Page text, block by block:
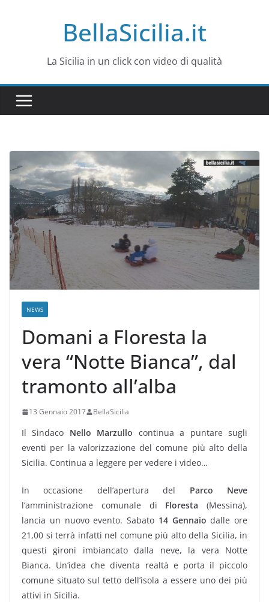
BellaSicilia.it
La Sicilia in un click con video di qualità
NEWS
Domani a Floresta la
vera “Notte Bianca”, dal
tramonto all’alba
13 Gennaio 2017 BellaSicilia
Il Sindaco Nello Marzullo continua a puntare sugli
eventi per la valorizzazione del comune più alto della
Sicilia. Continua a leggere per vedere i video…
In occasione dell’apertura del Parco Neve
l’amministrazione comunale di Floresta (Messina),
lancia un nuovo evento. Sabato 14 Gennaio dalle ore
21,00 si terrà infatti nel comune più alto della Sicilia, in
questi gironi imbiancato dalla neve, la vera Notte
Bianca. Un’idea che diventa realtà e porta il piccolo
comune situato sul tetto dell’isola a essere uno dei più
attivi in Sicilia.